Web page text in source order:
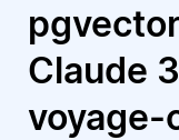
Claude
voyage-